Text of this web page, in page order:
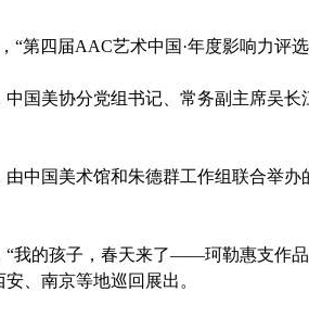
，“第四届AAC艺术中国·年度影响力评选
中国美协分党组书记、常务副主席吴
由中国美术馆和朱德群工作组联合举
“我的孩子，春天来了——珂勒惠支作
、南京等地巡回展出。